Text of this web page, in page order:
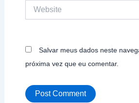
Website
Salvar meus dados neste
próxima vez que eu comentar.